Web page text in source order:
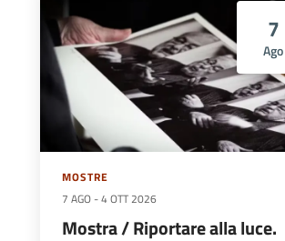
7
Ago
MOSTRE
7 AGO -4 OTT 2026
Mostra / Riportare alla luce.